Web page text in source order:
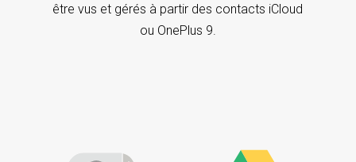
être vus et gérés à partir des contacts iCloud
ou OnePlus 9.